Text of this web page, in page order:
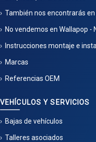
También nos encontrarás
No vendemos en Wallapop -
Instrucciones montaje e
Marcas
Referencias OEM
VEHÍCULOS Y SERVICIOS
Bajas de vehículos
Talleres asociados